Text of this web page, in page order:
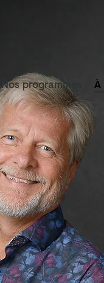
Nos programmes À